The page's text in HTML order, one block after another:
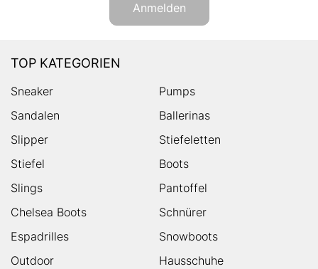
Anmelden
TOP KATEGORIEN
Sneaker
Pumps
Sandalen
Ballerinas
Slipper
Stiefeletten
Stiefel
Boots
Slings
Pantoffel
Chelsea Boots
Schnürer
Espadrilles
Snowboots
Outdoor
Hausschuhe